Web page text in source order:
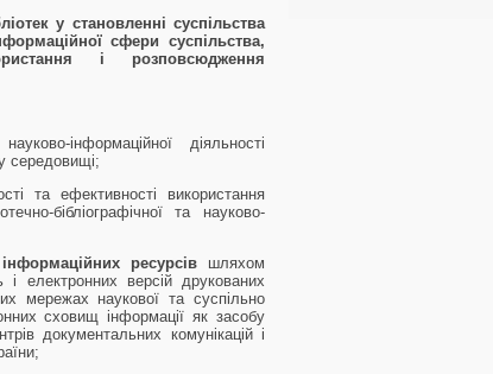
у становленні суспільства
сфери суспільства,
і розповсюдження
інформаційної діяльності
середовищі;
та ефективності використання
бібліографічної та науково-
ресурсів шляхом
електронних версій друкованих
мережах наукової та суспільно
сховищ інформації як засобу
документальних комунікацій і